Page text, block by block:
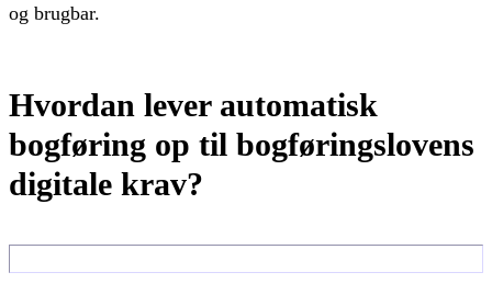
og brugbar.
Hvordan lever automatisk
bogføring op til bogføringslovens
digitale krav?